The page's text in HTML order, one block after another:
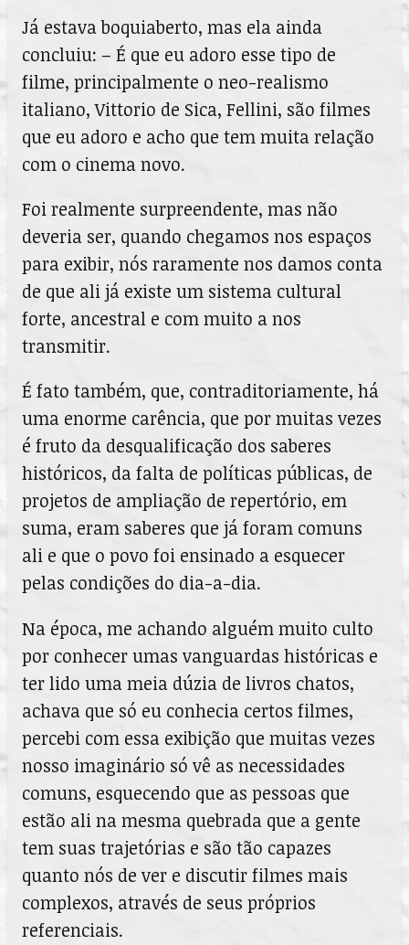
Já estava boquiaberto, mas ela ainda
concluiu: – É que eu adoro esse tipo de
filme, principalmente o neo-realismo
italiano, Vittorio de Sica, Fellini, são filmes
que eu adoro e acho que tem muita relação
com o cinema novo.
Foi realmente surpreendente, mas não
deveria ser, quando chegamos nos espaços
para exibir, nós raramente nos damos conta
de que ali já existe um sistema cultural
forte, ancestral e com muito a nos
transmitir.
É fato também, que, contraditoriamente, há
uma enorme carência, que por muitas vezes
é fruto da desqualificação dos saberes
históricos, da falta de políticas públicas, de
projetos de ampliação de repertório, em
suma, eram saberes que já foram comuns
ali e que o povo foi ensinado a esquecer
pelas condições do dia-a-dia.
Na época, me achando alguém muito culto
por conhecer umas vanguardas históricas e
ter lido uma meia dúzia de livros chatos,
achava que só eu conhecia certos filmes,
percebi com essa exibição que muitas vezes
nosso imaginário só vê as necessidades
comuns, esquecendo que as pessoas que
estão ali na mesma quebrada que a gente
tem suas trajetórias e são tão capazes
quanto nós de ver e discutir filmes mais
complexos, através de seus próprios
referenciais.